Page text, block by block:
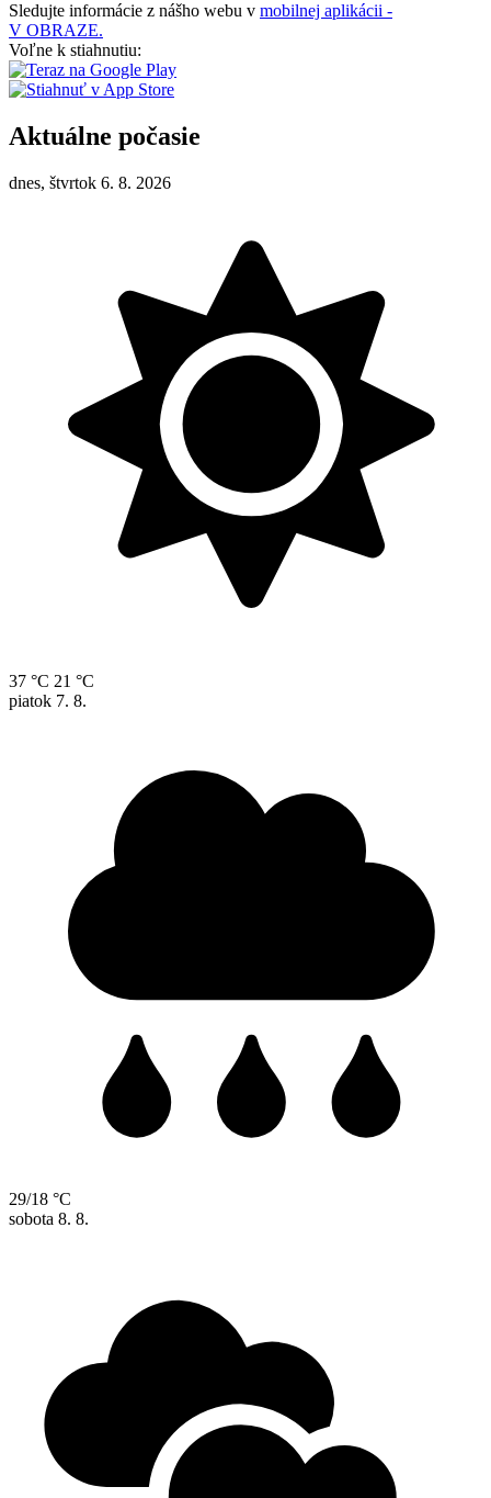
Sledujte informácie z nášho webu v mobilnej aplikácii -
V OBRAZE.
Voľne k stiahnutiu:
Aktuálne počasie
dnes, štvrtok 6. 8. 2026
37 °C 21 °C
piatok 7. 8.
29/18 °C
sobota 8. 8.